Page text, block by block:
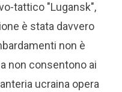
tattico "Lugansk",
è stata davvero
non è
non consentono ai
ucraina opera